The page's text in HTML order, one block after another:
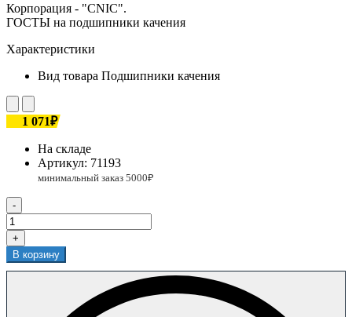
Корпорация - "CNIC".
ГОСТЫ на подшипники качения
Характеристики
Вид товара Подшипники качения
1 071₽
На складе
Артикул: 71193
-
+
В корзину